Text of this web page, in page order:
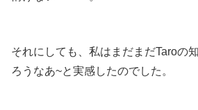
それにしても、私はまだまだTaroの
ろうなあ~と実感したのでした。